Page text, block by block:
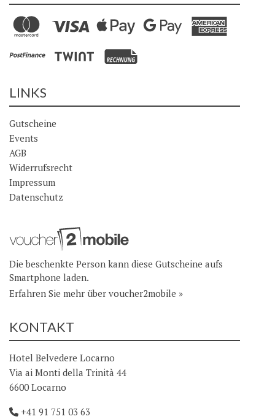
LINKS
Gutscheine
Events
AGB
Widerrufsrecht
Impressum
Datenschutz
Die beschenkte Person kann diese Gutscheine aufs
Smartphone laden.
Erfahren Sie mehr über voucher2mobile »
KONTAKT
Hotel Belvedere Locarno
Via ai Monti della Trinità 44
6600 Locarno
+41 91 751 03 63